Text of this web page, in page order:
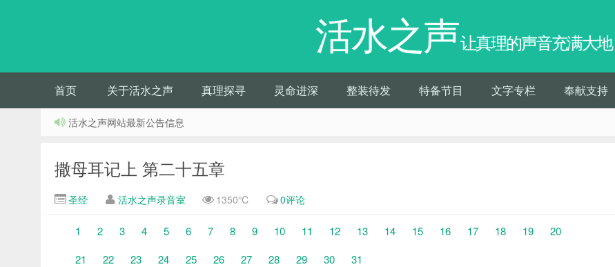
活水之声让真理的声音充满大地
首页 关于活水之声 真理探寻 灵命进深 整装待发 特备节目 文字专栏 奉献支持
活水之声网站最新公告信息
撒母耳记上 第二十五章
圣经 活水之声录音室 1350℃ 0评论
1 2 3 4 5 6 7 8 9 10 11 12 13 14 15 16 17 18 19
20
21
22 23 24 25 26 27 28 29 30 31